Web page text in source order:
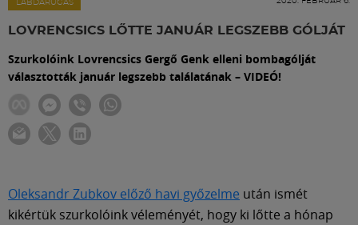
LABDARÚGÁS
LOVRENCSICS LŐTTE JANUÁR LEGSZEBB GÓLJÁT
Szurkolóink Lovrencsics Gergő Genk elleni bombagólját
választották január legszebb találatának – VIDEÓ!
Oleksandr Zubkov előző havi győzelme után ismét
kikértük szurkolóink véleményét, hogy ki lőtte a hónap
Labdarúgás
Szakosztályok
Meccscenter
Szolgáltatások